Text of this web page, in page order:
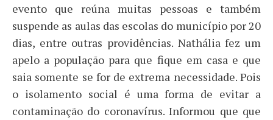
evento que reúna muitas pessoas e também
suspende as aulas das escolas do município por 20
dias, entre outras providências. Nathália fez um
apelo a população para que fique em casa e que
saia somente se for de extrema necessidade. Pois
o isolamento social é uma forma de evitar a
contaminação do coronavírus. Informou que que